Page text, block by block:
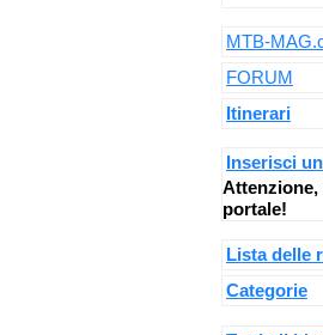
MTB-
FORUM
Itinerari
Inserisci
Attenzione,
portale!
Lista delle
Categorie